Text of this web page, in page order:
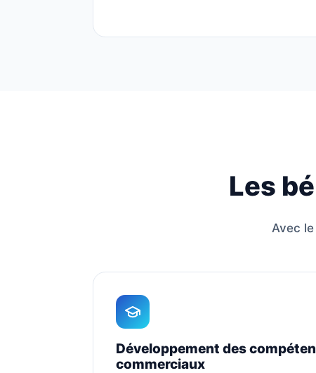
Les
Avec
Développement des
commerciaux